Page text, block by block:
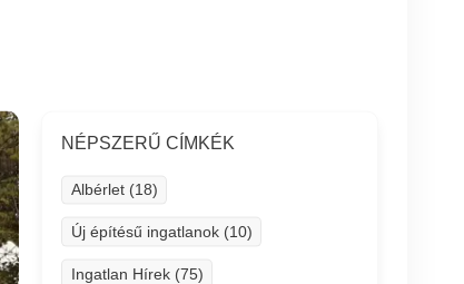
NÉPSZERŰ CÍMKÉK
Albérlet (18)
Új építésű ingatlanok (10)
Ingatlan Hírek (75)